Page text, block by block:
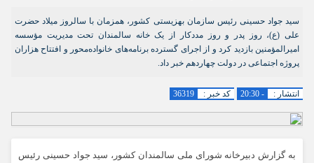
مرا به خاطر بسپار
سید جواد حسینی رئیس سازمان بهزیستی کشور، همزمان با سالروز میلاد حضرت
علی (ع)، روز پدر و روز مددکار از یک خانه سالمندان تحت مدیریت مؤسسه
امیرالمؤمنین بازدید کرد و از اجرای گسترده برنامه‌های خانواده‌محور و افتتاح هزاران
پروژه اجتماعی در دولت چهاردهم خبر داد.
انتشار : - 20:30 کد خبر : 36319
به گزارش دبیرخانه شورای ملی سالمندان کشور، سید جواد حسینی رئیس